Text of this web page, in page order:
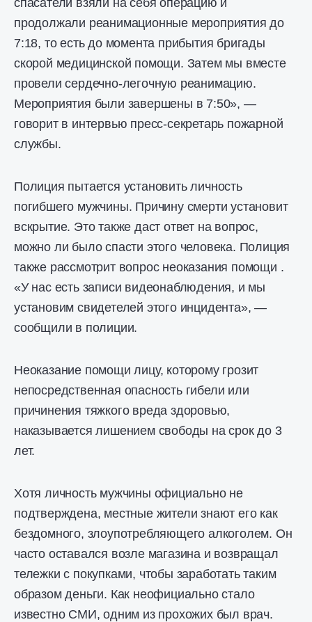
спасатели взяли на себя операцию и
продолжали реанимационные мероприятия до
7:18, то есть до момента прибытия бригады
скорой медицинской помощи. Затем мы вместе
провели сердечно-легочную реанимацию.
Мероприятия были завершены в 7:50», —
говорит в интервью пресс-секретарь пожарной
службы.
Полиция пытается установить личность
погибшего мужчины. Причину смерти установит
вскрытие. Это также даст ответ на вопрос,
можно ли было спасти этого человека. Полиция
также рассмотрит вопрос неоказания помощи .
«У нас есть записи видеонаблюдения, и мы
установим свидетелей этого инцидента», —
сообщили в полиции.
Неоказание помощи лицу, которому грозит
непосредственная опасность гибели или
причинения тяжкого вреда здоровью,
наказывается лишением свободы на срок до 3
лет.
Хотя личность мужчины официально не
подтверждена, местные жители знают его как
бездомного, злоупотребляющего алкоголем. Он
часто оставался возле магазина и возвращал
тележки с покупками, чтобы заработать таким
образом деньги. Как неофициально стало
известно СМИ, одним из прохожих был врач.